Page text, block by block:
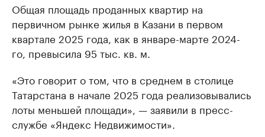
Общая площадь проданных квартир на
первичном рынке жилья в Казани в первом
квартале 2025 года, как в январе-марте 2024-
го, превысила 95 тыс. кв. м.
«Это говорит о том, что в среднем в столице
Татарстана в начале 2025 года реализовывались
лоты меньшей площади», — заявили в пресс-
службе «Яндекс Недвижимости».